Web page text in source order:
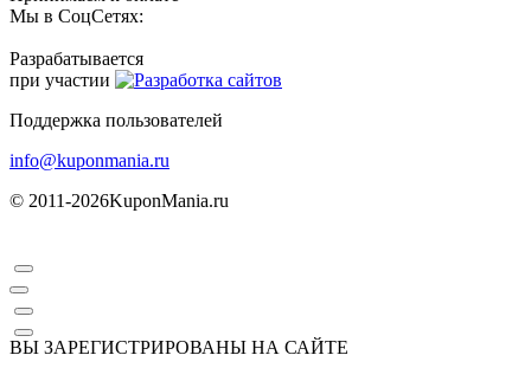
Мы в СоцСетях:
Разрабатывается
при участии
Поддержка пользователей
info@kuponmania.ru
© 2011-2026KuponMania.ru
ВЫ ЗАРЕГИСТРИРОВАНЫ НА САЙТЕ